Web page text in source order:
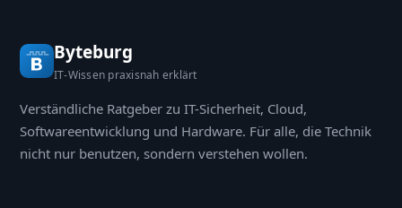
Byteburg
IT-Wissen praxisnah erklärt
Verständliche Ratgeber zu IT-Sicherheit, Cloud,
Softwareentwicklung und Hardware. Für alle, die Technik
nicht nur benutzen, sondern verstehen wollen.